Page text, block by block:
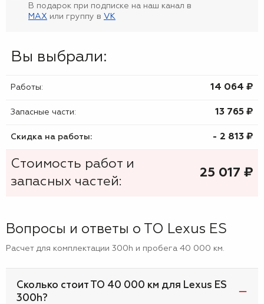
В подарок при подписке на наш канал в
MAX или группу в VK
Вы выбрали:
Работы: 14 064 ₷
Запасные части: 13 765 ₷
Скидка на работы: - 2 813 ₷
Стоимость работ и
запасных частей:
25 017 ₷
Вопросы и ответы о ТО Lexus ES
Расчет для комплектации 300h и пробега 40 000 км.
Сколько стоит ТО 40 000 км для Lexus ES
300h?